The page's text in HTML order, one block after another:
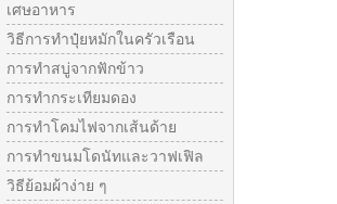
เศษอาหาร
วิธีการทำปุ๋ยหมักในครัวเรือน
การทำสบู่จากฟักข้าว
การทำกระเทียมดอง
การทำโคมไฟจากเส้นด้าย
การทำขนมโดนัทและวาฟเฟิล
วิธีย้อมผ้าง่าย ๆ